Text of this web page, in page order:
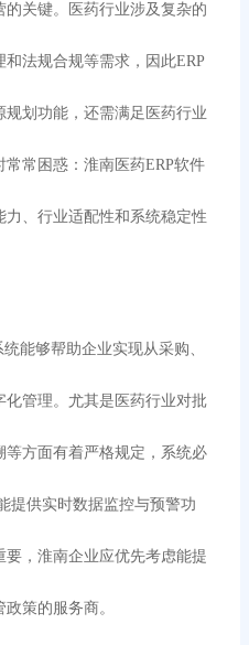
关键。医药行业涉及复杂的
法规合规等需求，因此ERP
划功能，还需满足医药行业
常困惑：淮南医药ERP软件
、行业适配性和系统稳定性
能够帮助企业实现从采购、
管理。尤其是医药行业对批
方面有着严格规定，系统必
提供实时数据监控与预警功
，淮南企业应优先考虑能提
策的服务商。